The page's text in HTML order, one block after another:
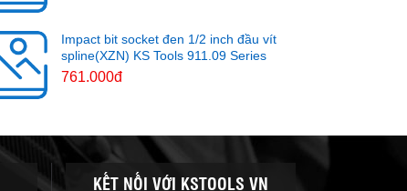
Impact bit socket đen 1/2 inch đầu vít
spline(XZN) KS Tools 911.09 Series
761.000đ
KẾT NỐI VỚI KSTOOLS VN